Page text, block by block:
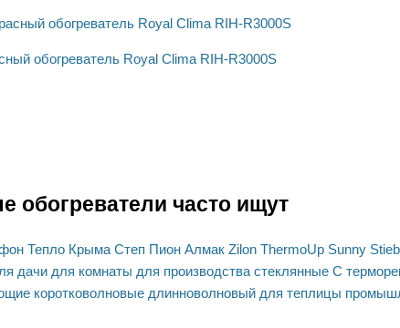
обогреватель Royal Clima RIH-R3000S
обогреватели часто ищут
Тепло Крыма Степ Пион Алмак Zilon ThermoUp Sunny
дачи для комнаты для производства стеклянные С
коротковолновые длинноволновый для теплицы